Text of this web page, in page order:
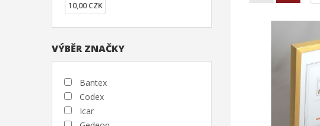
10,00 CZK
VÝBĚR ZNAČKY
Bantex
Codex
Icar